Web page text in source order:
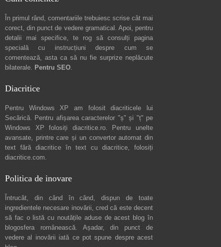
În primul rând, comentariile trebuiesc scrise cât mai
corect, din punct de vedere gramatical. Apoi, pentru
detalii mai specifice, te rog să consulți pagina
specială cu instrucțiuni despre cum se
comentează, asta ca să nu fie surprize neplăcute
bilaterale. Pentru SEO.
Diacritice
Pentru Windows XP am folosit diacriticele lui
Secărică. Pentru afișarea caracterelor "ș" și "ț" pe
Windows XP folosiți diacritice.ro. Pentru unelte
avansate, printre care și un convertor automat din
text fără diacritice în text cu diacritice, folosiți
diacritice.com.
Politica de inovare
Întrucât, din când în când, dispun de toate
ingredientele necesare inovării, cred că este decent
să fac o listă cu noutățile aduse de acest blog în
blogosfera românească. Așadar, din punct de
vedere al inovării iată ce pot spune despre acest